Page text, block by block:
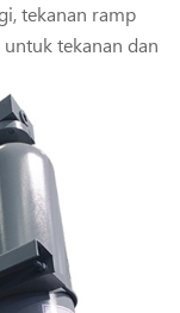
tekanan ramp
tekanan dan